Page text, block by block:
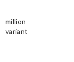
million
variant